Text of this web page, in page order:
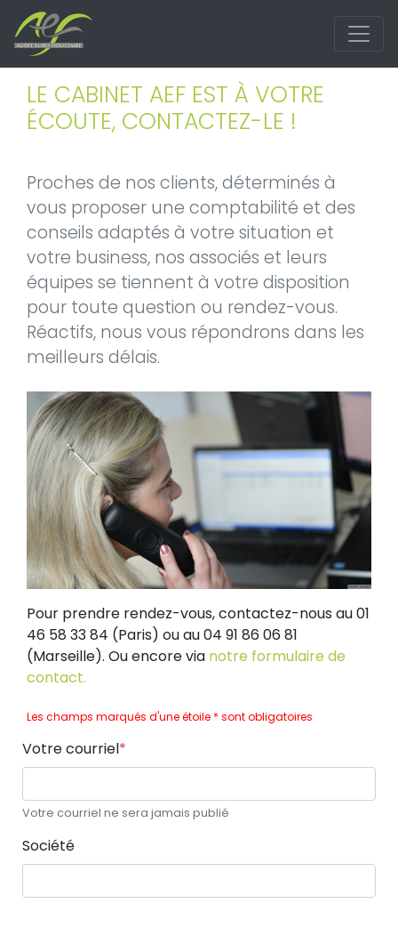
LE CABINET AEF EST À VOTRE
ÉCOUTE, CONTACTEZ-LE !
Proches de nos clients, déterminés à
vous proposer une comptabilité et des
conseils adaptés à votre situation et
votre business, nos associés et leurs
équipes se tiennent à votre disposition
pour toute question ou rendez-vous.
Réactifs, nous vous répondrons dans les
meilleurs délais.
Pour prendre rendez-vous, contactez-nous au 01
46 58 33 84 (Paris) ou au 04 91 86 06 81
(Marseille). Ou encore via notre formulaire de
contact.
Les champs marqués d'une étoile * sont obligatoires
Votre courriel
Votre courriel ne sera jamais publié
Société